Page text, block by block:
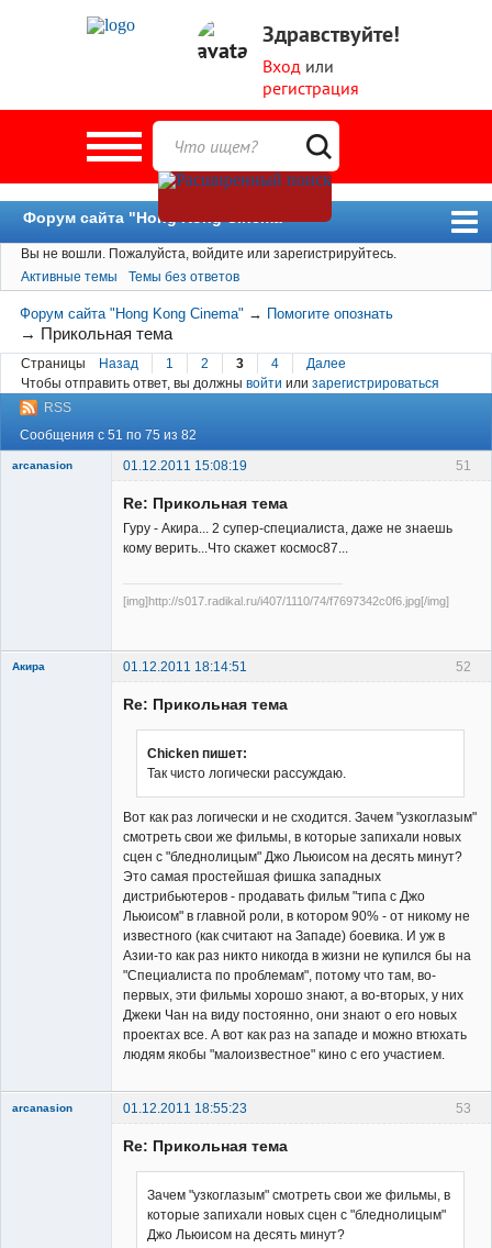
Здравствуйте!
Вход или
регистрация
Форум сайта "Hong Kong Cinema"
Форум
Новости
Пользователи
Поиск
Вы не вошли. Пожалуйста, войдите или зарегистрируйтесь.
Активные темы
Темы без ответов
Форум сайта "Hong Kong Cinema" → Помогите опознать
→ Прикольная тема
Страницы Назад 1 2 3 4
Далее
Чтобы отправить ответ, вы должны войти или зарегистрироваться
RSS
Сообщения с 51 по 75 из 82
51
arcanasion 01.12.2011 15:08:19
Re: Прикольная тема
Гуру - Акира... 2 супер-специалиста, даже не знаешь
кому верить...Что скажет космос87...
[img]http://s017.radikal.ru/i407/1110/74/f7697342c0f6.jpg[/img]
52
Акира 01.12.2011 18:14:51
Re: Прикольная тема
Chicken пишет:
Так чисто логически рассуждаю.
Вот как раз логически и не сходится. Зачем "узкоглазым"
смотреть свои же фильмы, в которые запихали новых
сцен с "бледнолицым" Джо Льюисом на десять минут?
Это самая простейшая фишка западных
дистрибьютеров - продавать фильм "типа с Джо
Льюисом" в главной роли, в котором 90% - от никому не
известного (как считают на Западе) боевика. И уж в
Азии-то как раз никто никогда в жизни не купился бы на
"Специалиста по проблемам", потому что там, во-
первых, эти фильмы хорошо знают, а во-вторых, у них
Джеки Чан на виду постоянно, они знают о его новых
проектах все. А вот как раз на западе и можно втюхать
людям якобы "малоизвестное" кино с его участием.
53
arcanasion 01.12.2011 18:55:23
Re: Прикольная тема
Зачем "узкоглазым" смотреть свои же фильмы, в
которые запихали новых сцен с "бледнолицым"
Джо Льюисом на десять минут?